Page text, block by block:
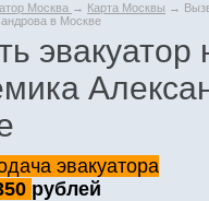
Москва → Карта Москвы →
в Москве
эвакуатор
эвакуатора
рублей